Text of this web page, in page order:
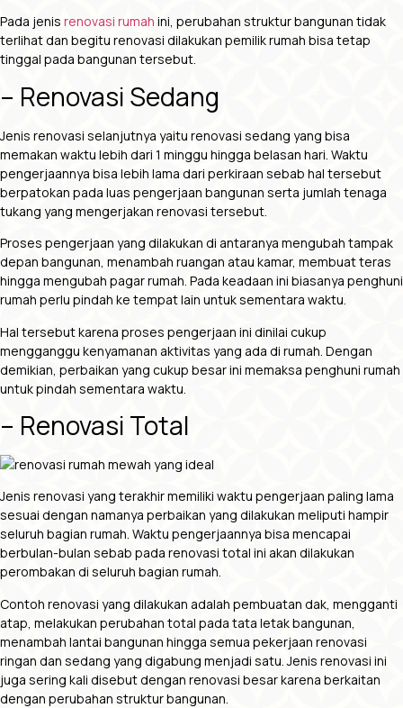
Pada jenis renovasi rumah ini, perubahan struktur bangunan tidak
terlihat dan begitu renovasi dilakukan pemilik rumah bisa tetap
tinggal pada bangunan tersebut.
– Renovasi Sedang
Jenis renovasi selanjutnya yaitu renovasi sedang yang bisa
memakan waktu lebih dari 1 minggu hingga belasan hari. Waktu
pengerjaannya bisa lebih lama dari perkiraan sebab hal tersebut
berpatokan pada luas pengerjaan bangunan serta jumlah tenaga
tukang yang mengerjakan renovasi tersebut.
Proses pengerjaan yang dilakukan di antaranya mengubah tampak
depan bangunan, menambah ruangan atau kamar, membuat teras
hingga mengubah pagar rumah. Pada keadaan ini biasanya penghuni
rumah perlu pindah ke tempat lain untuk sementara waktu.
Hal tersebut karena proses pengerjaan ini dinilai cukup
mengganggu kenyamanan aktivitas yang ada di rumah. Dengan
demikian, perbaikan yang cukup besar ini memaksa penghuni rumah
untuk pindah sementara waktu.
– Renovasi Total
Jenis renovasi yang terakhir memiliki waktu pengerjaan paling lama
sesuai dengan namanya perbaikan yang dilakukan meliputi hampir
seluruh bagian rumah. Waktu pengerjaannya bisa mencapai
berbulan-bulan sebab pada renovasi total ini akan dilakukan
perombakan di seluruh bagian rumah.
Contoh renovasi yang dilakukan adalah pembuatan dak, mengganti
atap, melakukan perubahan total pada tata letak bangunan,
menambah lantai bangunan hingga semua pekerjaan renovasi
ringan dan sedang yang digabung menjadi satu. Jenis renovasi ini
juga sering kali disebut dengan renovasi besar karena berkaitan
dengan perubahan struktur bangunan.